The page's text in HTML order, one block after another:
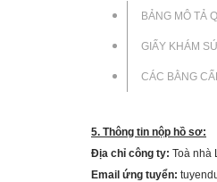
BẢNG MÔ TẢ
GIẤY KHÁM
CÁC BẰNG
5. Thông tin nộp hồ sơ:
Địa chỉ công ty: Toà nhà
Email ứng tuyển: